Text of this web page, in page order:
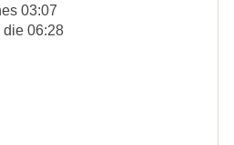
03:07
die 06:28